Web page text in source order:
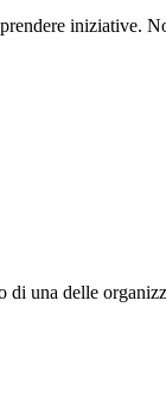
iniziative.
una delle